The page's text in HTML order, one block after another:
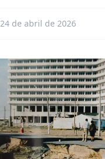
24 de abril de 2026